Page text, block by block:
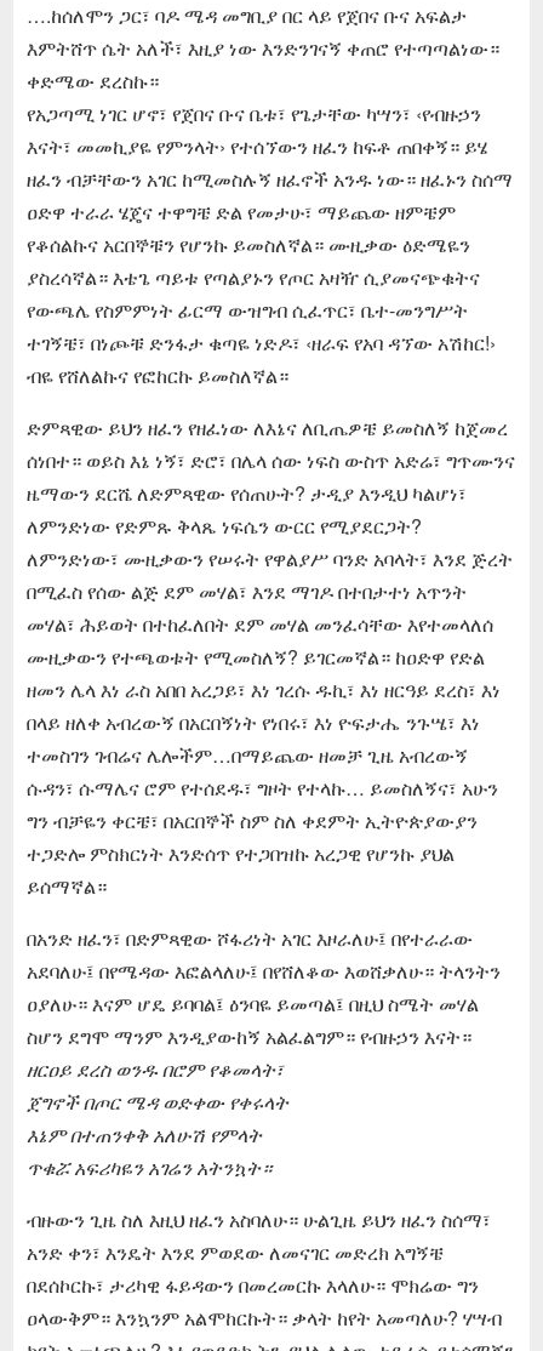
….ከሰለሞን ጋር፣ ባዶ ሜዳ መግቢያ በር ላይ የጀበና ቡና አፍልታ
እምትሸጥ ሴት አለች፣ እዚያ ነው እንድንገናኝ ቀጠሮ የተጣጣልነው።
ቀድሜው ደረስኩ።
የአጋጣሚ ነገር ሆኖ፣ የጀበና ቡና ቤቱ፣ የጌታቸው ካሣን፣ ‹የብዙኃን
እናት፣ መመኪያዬ የምንላት› የተሰኘውን ዘፈን ከፍቶ ጠበቀኝ። ይሄ
ዘፈን ብቻቸውን አገር ከሚመስሉኝ ዘፈኖች አንዱ ነው። ዘፈኑን ስሰማ
ዐድዋ ተራራ ሄጄና ተዋግቼ ድል የመታሁ፣ ማይጨው ዘምቼም
የቆሰልኩና አርበኞቹን የሆንኩ ይመስለኛል። ሙዚቃው ዕድሜዬን
ያስረሳኛል። እቴጌ ጣይቱ የጣልያኑን የጦር አዛዥ ሲያመናጭቁትና
የውጫሌ የስምምነት ፊርማ ውዝግብ ሲፈጥር፣ ቤተ-መንግሥት
ተገኝቼ፣ በነጮቹ ድንፋታ ቁጣዬ ነድዶ፣ ‹ዘራፍ የአባ ዳኘው አሽከር!›
ብዬ የሸለልኩና የፎከርኩ ይመስለኛል።
ድምጻዊው ይህን ዘፈን የዘፈነው ለእኔና ለቢጤዎቼ ይመስለኝ ከጀመረ
ሰነበተ። ወይስ እኔ ነኝ፣ ድሮ፣ በሌላ ሰው ነፍስ ውስጥ አድሬ፣ ግጥሙንና
ዜማውን ደርሼ ለድምጻዊው የሰጠሁት? ታዲያ እንዲህ ካልሆነ፣
ለምንድነው የድምጹ ቅላጼ ነፍሴን ውርር የሚያደርጋት?
ለምንድነው፣ ሙዚቃውን የሠሩት የዋልያሥ ባንድ አባላት፣ እንደ ጅረት
በሚፈስ የሰው ልጅ ደም መሃል፣ እንደ ማገዶ በተበታተነ አጥንት
መሃል፣ ሕይወት በተከፈለበት ደም መሃል መንፈሳቸው እየተመላለሰ
ሙዚቃውን የተጫወቱት የሚመስለኝ? ይገርመኛል። ከዐድዋ የድል
ዘመን ሌላ እነ ራስ አበበ አረጋይ፣ እነ ገረሱ ዱኪ፣ እነ ዘርዓይ ደረስ፣ እነ
በላይ ዘለቀ አብረውኝ በአርበኝነት የነበሩ፣ እነ ዮፍታሔ ንጉሤ፣ እነ
ተመስገን ገብሬና ሌሎችም…በማይጨው ዘመቻ ጊዜ አብረውኝ
ሱዳን፣ ሱማሌና ሮም የተሰደዱ፣ ግዞት የተላኩ… ይመስለኝና፣ አሁን
ግን ብቻዬን ቀርቼ፣ በአርበኞች ስም ስለ ቀደምት ኢትዮጵያውያን
ተጋድሎ ምስክርነት እንድሰጥ የተጋበዝኩ አረጋዊ የሆንኩ ያህል
ይሰማኛል።
በአንድ ዘፈን፣ በድምጻዊው ሾፋሪነት አገር እዞራለሁ፤ በየተራራው
አደባለሁ፤ በየሜዳው እፎልላለሁ፤ በየሸለቆው እወሸቃለሁ። ትላንትን
ዐያለሁ። እናም ሆዴ ይባባል፤ ዕንባዬ ይመጣል፤ በዚህ ስሜት መሃል
ስሆን ደግሞ ማንም እንዲያውከኝ አልፈልግም። የብዙኃን እናት።
ዘርዐይ ደረስ ወንዱ በሮም የቆመላት፣
ጀግኖች በጦር ሜዳ ወድቀው የቀሩላት
እኔም በተጠንቀቅ አለሁሽ የምላት
ጥቁሯ አፍሪካዬን አገሬን አትንኳት።
ብዙውን ጊዜ ስለ እዚህ ዘፈን አስባለሁ። ሁልጊዜ ይህን ዘፈን ስሰማ፣
አንድ ቀን፣ እንዴት እንደ ምወደው ለመናገር መድረክ አግኝቼ
በደሰኮርኩ፣ ታሪካዊ ፋይዳውን በመረመርኩ እላለሁ። ሞክሬው ግን
ዐላውቅም። እንኳንም አልሞከርኩት። ቃላት ከየት አመጣለሁ? ሃሣብ